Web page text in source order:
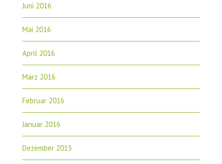
Juni 2016
Mai 2016
April 2016
März 2016
Februar 2016
Januar 2016
Dezember 2015